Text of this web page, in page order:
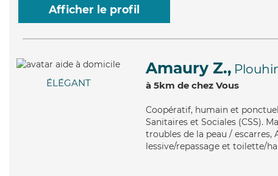
Afficher le profil
ÉLÉGANT
Amaury Z.,
à 5km de chez Vous
Coopératif, humain et
Sanitaires et Sociales (CSS).
troubles de la peau / escarres,
lessive/repassage et toilette/